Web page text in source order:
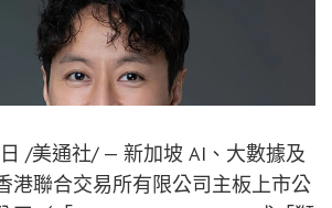
/美通社/ — 新加坡 AI、大數據及
港聯合交易所有限公司主板上市公